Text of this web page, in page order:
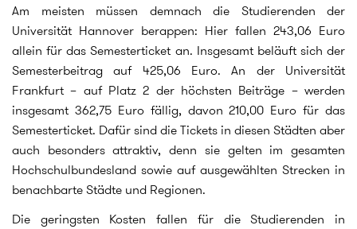
Am meisten müssen demnach die Studierenden der
Universität Hannover berappen: Hier fallen 243,06 Euro
allein für das Semesterticket an. Insgesamt beläuft sich der
Semesterbeitrag auf 425,06 Euro. An der Universität
Frankfurt – auf Platz 2 der höchsten Beiträge – werden
insgesamt 362,75 Euro fällig, davon 210,00 Euro für das
Semesterticket. Dafür sind die Tickets in diesen Städten aber
auch besonders attraktiv, denn sie gelten im gesamten
Hochschulbundesland sowie auf ausgewählten Strecken in
benachbarte Städte und Regionen.
Die geringsten Kosten fallen für die Studierenden in